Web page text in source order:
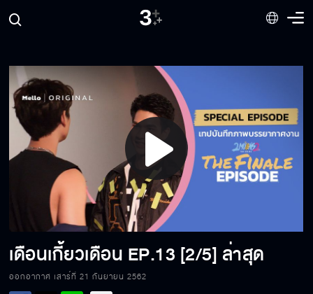
Play
Video
เดือนเกี้ยวเดือน EP.13 [2/5] ล่าสุด
ออกอากาศ เสาร์ที่ 21 กันยายน 2562